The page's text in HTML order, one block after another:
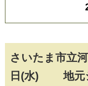
さいたま市立
日(水) 地元